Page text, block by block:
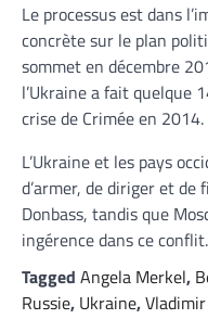
Le processus est dans
concrète sur le plan
sommet en décembre
l’Ukraine a fait quelque
crise de Crimée en 2014.
L’Ukraine et les pays
d’armer, de diriger et
Donbass, tandis que
ingérence dans ce conflit.
Tagged Angela Merkel,
Russie, Ukraine,